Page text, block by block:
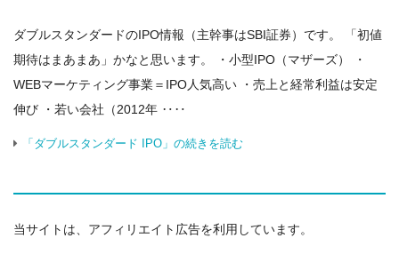
ダブルスタンダードのIPO情報（主幹事はSBI証券）です。 「初値
期待はまあまあ」かなと思います。 ・小型IPO（マザーズ） ・
WEBマーケティング事業＝IPO人気高い ・売上と経常利益は安定
伸び ・若い会社（2012年 ‥‥
「ダブルスタンダード IPO」の続きを読む
当サイトは、アフィリエイト広告を利用しています。